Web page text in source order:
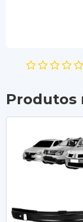
Produtos